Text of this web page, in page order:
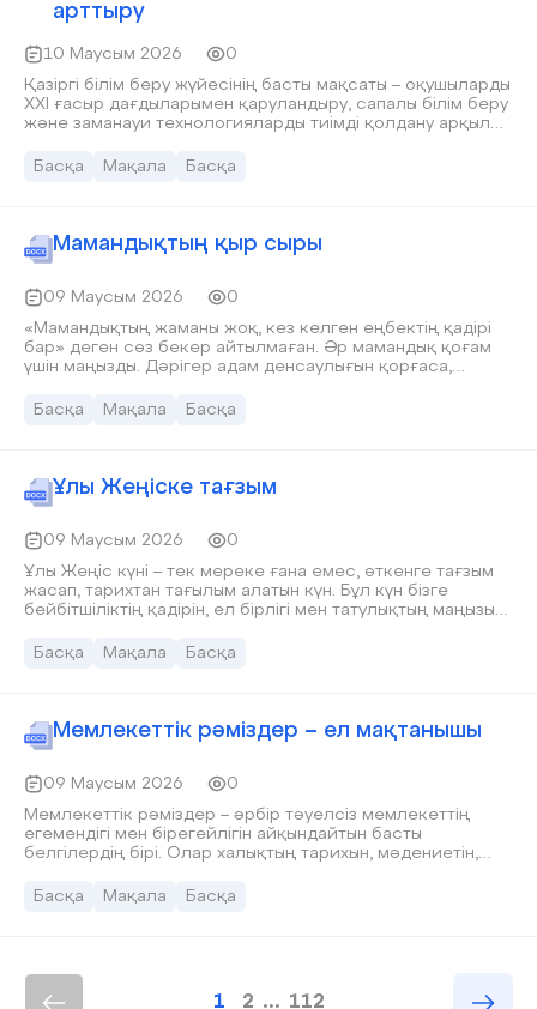
арттыру
10 Маусым 2026
0
Қазіргі білім беру жүйесінің басты мақсаты – оқушыларды
XXI ғасыр дағдыларымен қаруландыру, сапалы білім беру
және заманауи технологияларды тиімді қолдану арқылы
жасанды интеллект (ЖИ) құралдарын білім беру
арттыруға, білім алушылардың жеке қажеттіліктерін
ескеруге және оқу процесін дербестендіруге мүмкіндік
жөніндегі орынбасардың басқарушылық қызметі ерекше
Басқа Мақала Басқа
Мамандықтың қыр сыры
09 Маусым 2026
0
«Мамандықтың жаманы жоқ, кез келген еңбектің қадірі
бар» деген сөз бекер айтылмаған. Әр мамандық қоғам
үшін маңызды. Дәрігер адам денсаулығын қорғаса,
жаңа технологияларды дамытады. Сондықтан әрбір
Басқа Мақала Басқа
Ұлы Жеңіске тағзым
09 Маусым 2026
0
Ұлы Жеңіс күні – тек мереке ғана емес, өткенге тағзым
жасап, тарихтан тағылым алатын күн. Бұл күн бізге
бейбітшіліктің қадірін, ел бірлігі мен татулықтың маңызын
ерлігін ұмытпай, олардың жарқын жолын құрметтеуі тиіс.
Басқа Мақала Басқа
Мемлекеттік рәміздер – ел мақтанышы
09 Маусым 2026
0
Мемлекеттік рәміздер – әрбір тәуелсіз мемлекеттің
егемендігі мен бірегейлігін айқындайтын басты
белгілердің бірі. Олар халықтың тарихын, мәдениетін,
бейнелейді. Қазақстан Республикасының мемлекеттік
Басқа Мақала Басқа
1 2 ... 112